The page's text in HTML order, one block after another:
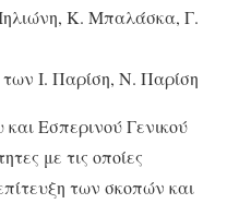
Κ. Μπαλάσκα, Γ.
Ι. Παρίση, Ν. Παρίση
και Εσπερινού Γενικού
με τις οποίες
των σκοπών και